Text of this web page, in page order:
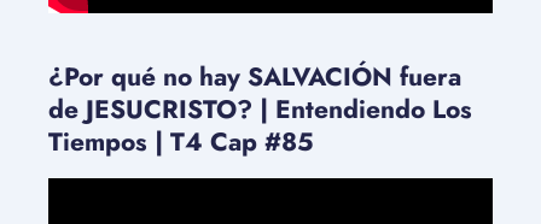
¿Por qué no hay SALVACIÓN fuera
de JESUCRISTO? | Entendiendo Los
Tiempos | T4 Cap #85